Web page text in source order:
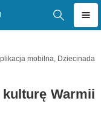
mobilna, Dziecinada
Warmii